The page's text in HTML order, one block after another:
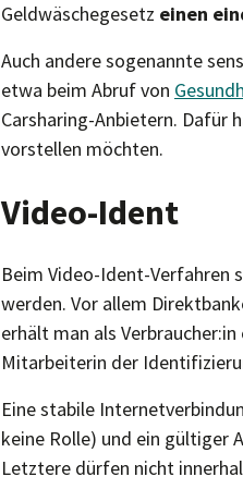
Geldwäschegesetz einen
Auch andere sogenannte
etwa beim Abruf von
Carsharing-Anbietern. Dafür
vorstellen möchten.
Video-Ident
Beim Video-Ident-
werden. Vor allem
erhält man als
Mitarbeiterin der
Eine stabile
keine Rolle) und ein gültiger
Letztere dürfen nicht